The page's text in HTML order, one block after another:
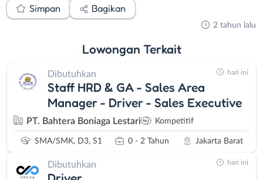
Simpan Bagikan
2 tahun lalu
Lowongan Terkait
Dibutuhkan
Staff HRD & GA - Sales Area
Manager - Driver - Sales Executive
PT. Bahtera Boniaga Lestari Kompetitif
SMA/SMK, D3, S1 0 - 2 Tahun Jakarta Barat
hari ini
Dibutuhkan hari ini